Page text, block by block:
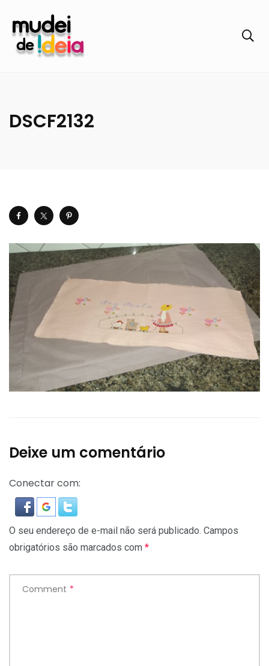
DSCF2132
Deixe um comentário
Conectar com:
O seu endereço de e-mail não será publicado. Campos
obrigatórios são marcados com *
Comment *